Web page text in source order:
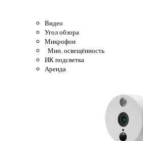
Видео
Угол обзора
Микрофон
Мин. освещённость
ИК подсветка
Аренда